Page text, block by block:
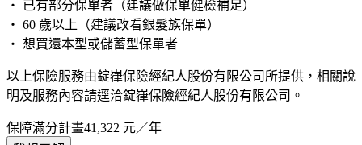
・ 已有部分保單者（建議做保單健檢補足）
・ 60 歲以上（建議改看銀髮族保單）
・ 想買還本型或儲蓄型保單者
以上保險服務由錠嵂保險經紀人股份有限公司所提供，相關說
明及服務內容請逕洽錠嵂保險經紀人股份有限公司。
保障滿分計畫41,322 元／年